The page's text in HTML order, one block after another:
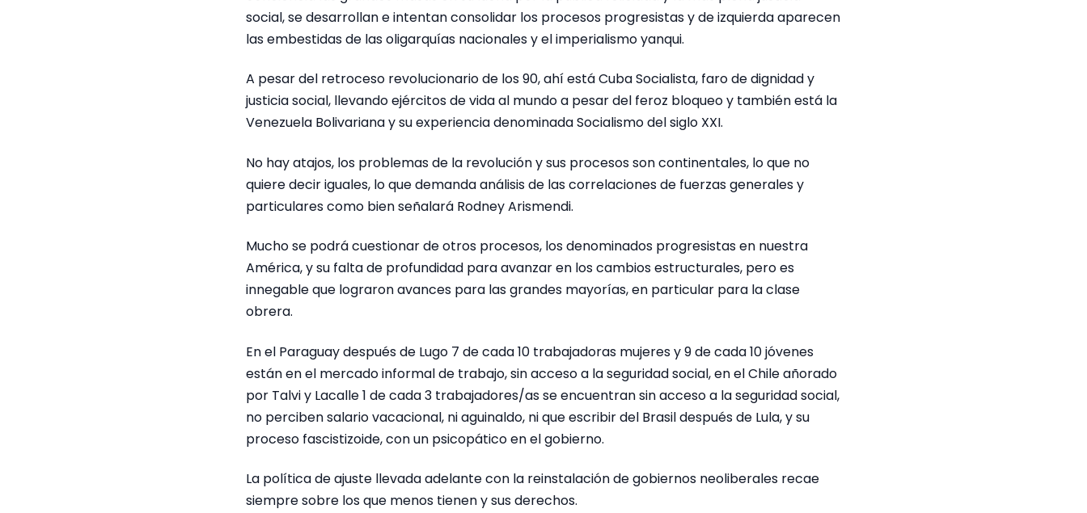
social, se desarrollan e intentan consolidar los procesos progresistas y de izquierda aparecen
las embestidas de las oligarquías nacionales y el imperialismo yanqui.
A pesar del retroceso revolucionario de los 90, ahí está Cuba Socialista, faro de dignidad y
justicia social, llevando ejércitos de vida al mundo a pesar del feroz bloqueo y también está la
Venezuela Bolivariana y su experiencia denominada Socialismo del siglo XXI.
No hay atajos, los problemas de la revolución y sus procesos son continentales, lo que no
quiere decir iguales, lo que demanda análisis de las correlaciones de fuerzas generales y
particulares como bien señalará Rodney Arismendi.
Mucho se podrá cuestionar de otros procesos, los denominados progresistas en nuestra
América, y su falta de profundidad para avanzar en los cambios estructurales, pero es
innegable que lograron avances para las grandes mayorías, en particular para la clase
obrera.
En el Paraguay después de Lugo 7 de cada 10 trabajadoras mujeres y 9 de cada 10 jóvenes
están en el mercado informal de trabajo, sin acceso a la seguridad social, en el Chile añorado
por Talvi y Lacalle 1 de cada 3 trabajadores/as se encuentran sin acceso a la seguridad social,
no perciben salario vacacional, ni aguinaldo, ni que escribir del Brasil después de Lula, y su
proceso fascistizoide, con un psicopático en el gobierno.
La política de ajuste llevada adelante con la reinstalación de gobiernos neoliberales recae
siempre sobre los que menos tienen y sus derechos.